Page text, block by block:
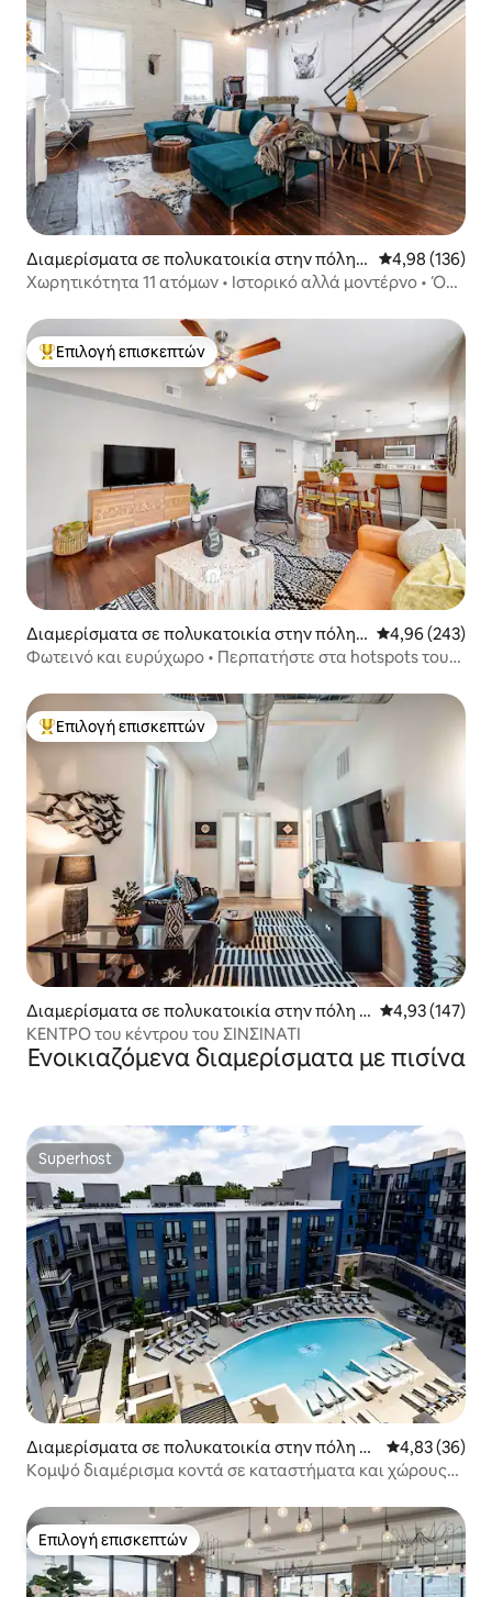
Διαμερίσματα σε πολυκατοικία στην πόλη Σ
ινσινάτι
Μέση
4,98 (136)
Χωρητικότητα 11 ατόμων • Ιστορικό αλλά μοντέρνο • Όλα
Κορυφαία επιλογή επισκεπτών
Επιλογή επισκεπτών
Διαμερίσματα σε πολυκατοικία στην πόλη
Oakley
Μέση
4,96 (243)
Φωτεινό και ευρύχωρο • Περπατήστε στα hotspots του
Κορυφαία επιλογή επισκεπτών
Επιλογή επισκεπτών
Διαμερίσματα σε πολυκατοικία στην πόλη Σ
ινσινάτι
Μέση
4,93 (147)
ΚΈΝΤΡΟ του κέντρου του ΣΙΝΣΙΝΆΤΙ
Ενοικιαζόμενα διαμερίσματα με πισίνα
Superhost
Superhost
Διαμερίσματα σε πολυκατοικία στην πόλη Σι
νσινάτι
Μέση
4,83 (36)
Κομψό διαμέρισμα κοντά σε καταστήματα και χώρους
Επιλογή επισκεπτών
Επιλογή επισκεπτών